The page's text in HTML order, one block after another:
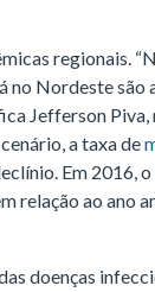
regionais.
no Nordeste são
Jefferson
a taxa de
Em 2016,
relação ao ano
doenças